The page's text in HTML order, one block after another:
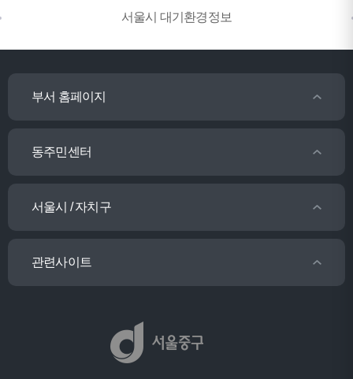
서울시 대기환경정보
부서 홈페이지
동주민센터
서울시 / 자치구
관련사이트